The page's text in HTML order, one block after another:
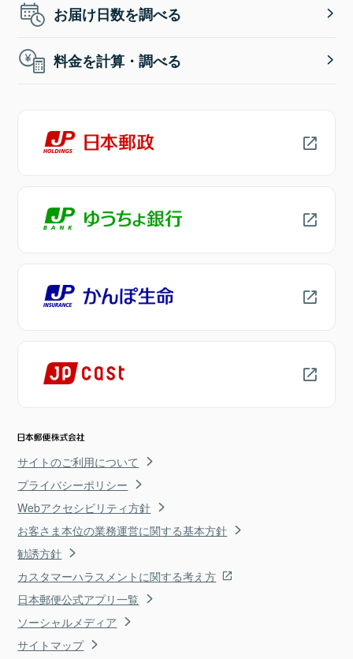
お届け日数を調べる
料金を計算・調べる
サイトのご利用について
プライバシーポリシー
Webアクセシビリティ方針
お客さま本位の業務運営に関する基本方針
勧誘方針
カスタマーハラスメントに関する考え方
日本郵便公式アプリ一覧
ソーシャルメディア
サイトマップ